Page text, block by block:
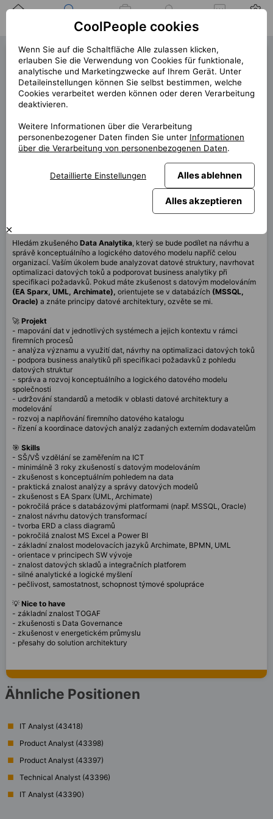
Position
Jobs
Data Analyst (40827)
1 offene Position links!
« zurück
Start (Länge)
7/2025 (12m)
Vertrag
Vertrag über CP
Home office
60%
Diese Position ist derzeit nicht verfügbar
Hledám zkušeného Data Analytika, který se bude podílet na návrhu a
správě konceptuálního a logického datového modelu napříč celou
organizací. Vaším úkolem bude analyzovat datové struktury, navrhovat
optimalizaci datových toků a podporovat business analytiky při
specifikaci požadavků. Pokud máte zkušenost s datovým modelováním
(EA Sparx, UML, Archimate), orientujete se v databázích (MSSQL,
Oracle) a znáte principy datové architektury, ozvěte se mi.
🚀 Projekt
- mapování dat v jednotlivých systémech a jejich kontextu v rámci
firemních procesů
- analýza významu a využití dat, návrhy na optimalizaci datových toků
- podpora business analytiků při specifikaci požadavků z pohledu
datových struktur
- správa a rozvoj konceptuálního a logického datového modelu
společnosti
- udržování standardů a metodik v oblasti datové architektury a
modelování
- rozvoj a naplňování firemního datového katalogu
- řízení a koordinace datových analýz zadaných externím dodavatelům
🎯 Skills
- SŠ/VŠ vzdělání se zaměřením na ICT
- minimálně 3 roky zkušeností s datovým modelováním
- zkušenost s konceptuálním pohledem na data
- praktická znalost analýzy a správy datových modelů
- zkušenost s EA Sparx (UML, Archimate)
- pokročilá práce s databázovými platformami (např. MSSQL, Oracle)
- znalost návrhu datových transformací
- tvorba ERD a class diagramů
- pokročilá znalost MS Excel a Power BI
- základní znalost modelovacích jazyků Archimate, BPMN, UML
- orientace v principech SW vývoje
- znalost datových skladů a integračních platforem
- silné analytické a logické myšlení
- pečlivost, samostatnost, schopnost týmové spolupráce
💡 Nice to have
- základní znalost TOGAF
- zkušenosti s Data Governance
- zkušenost v energetickém průmyslu
- přesahy do solution architektury
Ähnliche Positionen
IT Analyst (43418)
Product Analyst (43398)
Product Analyst (43397)
Technical Analyst (43396)
IT Analyst (43390)
CoolPeople cookies
Wenn Sie auf die Schaltfläche Alle zulassen klicken,
erlauben Sie die Verwendung von Cookies für funktionale,
analytische und Marketingzwecke auf Ihrem Gerät. Unter
Detaileinstellungen können Sie selbst bestimmen, welche
Cookies verarbeitet werden können oder deren Verarbeitung
deaktivieren.
Weitere Informationen über die Verarbeitung
personenbezogener Daten finden Sie unter Informationen
über die Verarbeitung von personenbezogenen Daten.
Detaillierte Einstellungen Alles ablehnen
Alles akzeptieren